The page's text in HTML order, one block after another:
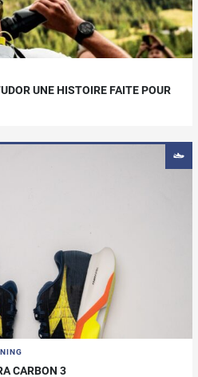
UNE HISTOIRE FAITE POUR
CARBON 3